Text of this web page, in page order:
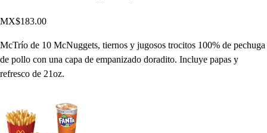
MX$183.00
McTrío de 10 McNuggets, tiernos y jugosos trocitos 100% de pechuga
de pollo con una capa de empanizado doradito. Incluye papas y
refresco de 21oz.